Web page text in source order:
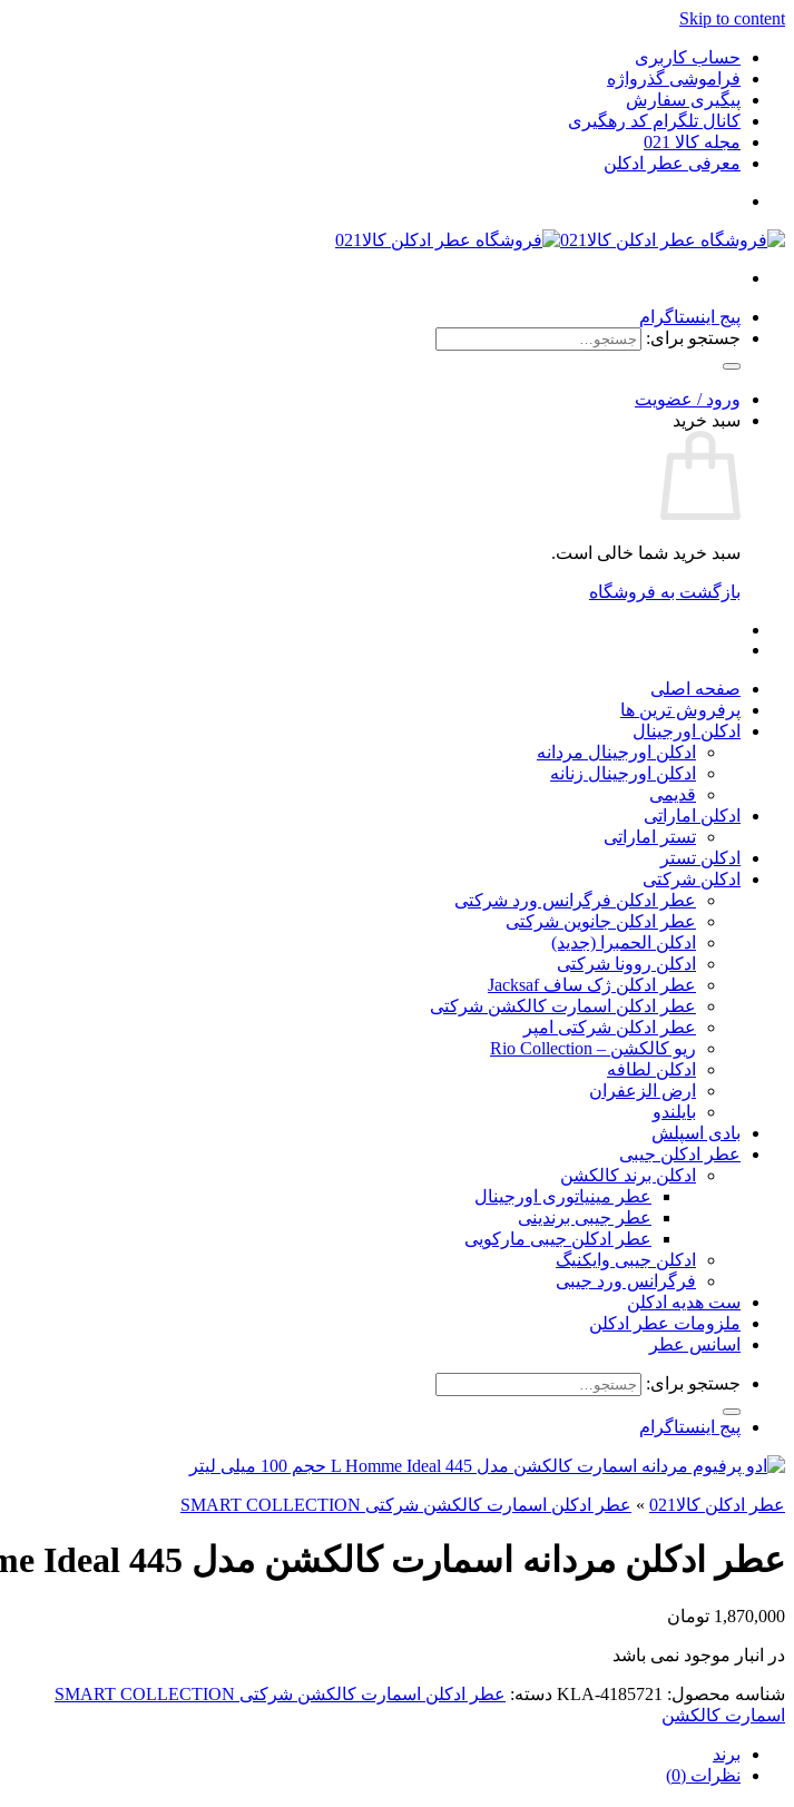
Skip to content
حساب کاربری
فراموشی گذرواژه
پیگیری سفارش
کانال تلگرام کد رهگیری
مجله کالا 021
معرفی عطر ادکلن
پیج اینستاگرام
جستجو برای:
ورود / عضویت
سبد خرید
سبد خرید شما خالی است.
بازگشت به فروشگاه
صفحه اصلی
پرفروش ترین ها
ادکلن اورجینال
ادکلن اورجینال مردانه
ادکلن اورجینال زنانه
قدیمی
ادکلن اماراتی
تستر اماراتی
ادکلن تستر
ادکلن شرکتی
عطر ادکلن فرگرانس ورد شرکتی
عطر ادکلن جانوین شرکتی
ادکلن الحمبرا (جدید)
ادکلن روونا شرکتی
عطر ادکلن ژک‌ ساف Jacksaf
عطر ادکلن اسمارت کالکشن شرکتی
عطر ادکلن شرکتی امپر
ریو کالکشن – Rio Collection
ادکلن لطافه
ارض الزعفران
بایلندو
بادی اسپلش
عطر ادکلن جیبی
ادکلن برند کالکشن
عطر مینیاتوری اورجینال
عطر جیبی برندینی
عطر ادکلن جیبی مارکویی
ادکلن جیبی وایکنیگ
فرگرانس ورد جیبی
ست هدیه ادکلن
ملزومات عطر ادکلن
اسانس عطر
جستجو برای:
پیج اینستاگرام
عطر ادکلن کالا021 » عطر ادکلن اسمارت کالکشن شرکتی SMART COLLECTION
عطر ادکلن مردانه اسمارت کالکشن مدل L Homme Ideal 445 حجم 100 میل
1,870,000 تومان
در انبار موجود نمی باشد
شناسه محصول: KLA-4185721 دسته: عطر ادکلن اسمارت کالکشن شرکتی SMART COLLECTION
اسمارت کالکشن
برند
نظرات (0)